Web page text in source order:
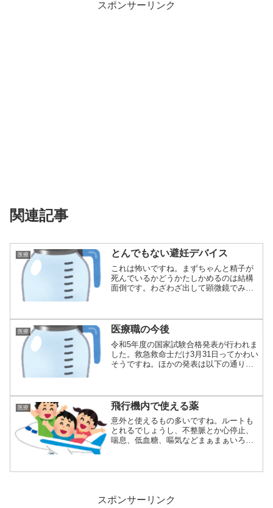
スポンサーリンク
関連記事
医療 とんでもない避妊デバイス
これは怖いですね。まずちゃんと精子が
死んでいるかどうかたしかめるのは結構
面倒です。わざわざ出して顕微鏡でみて
医療 医療職の今後
令和5年度の国家試験合格発表が行われま
した。救急救命士だけ3月31日ってかわい
そうですね。ほかの発表は以下の通り、
医療 飛行機内で使える薬
意外と使えるもの多いですね。ルートも
とれるでしょうし、不整脈とか心停止、
喘息、低血糖、嘔気などまぁまぁいろん
スポンサーリンク